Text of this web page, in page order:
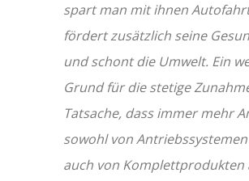
spart man mit ihnen
fördert zusätzlich seine
und schont die Umwelt. Ein
Grund für die stetige
Tatsache, dass immer mehr
sowohl von
auch von Komplettprodukten